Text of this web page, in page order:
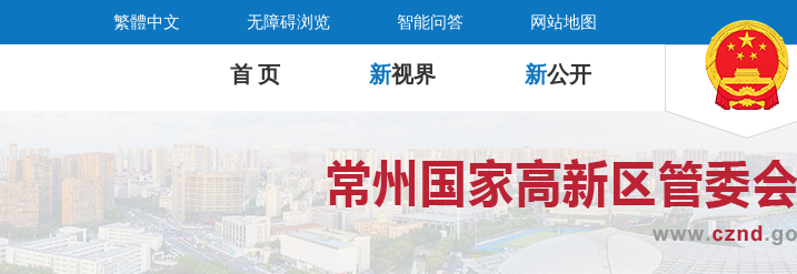
繁體中文 无障碍浏览 智能问答 网站地图
首 页 新视界 新公开